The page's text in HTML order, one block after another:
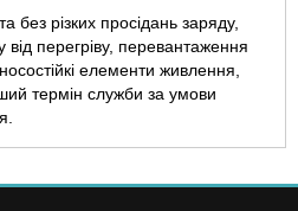
без різких просідань заряду,
від перегріву, перевантаження
елементи живлення,
термін служби за умови